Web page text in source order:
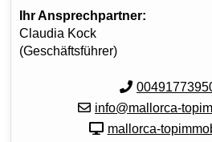
Ihr Ansprechpartner:
Claudia Kock
(Geschäftsführer)
info@mallorca-
mallorca-